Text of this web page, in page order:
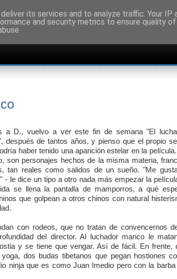
a D., vuelvo a ver este fin de semana "El
después de tantos años, y pienso que el propio
haber tenido una aparición estelar en la
son personajes hechos de la misma materia,
tan reales como salidos de un sueño. "Me
- le dice un tipo a otro nada más empezar la
se llena la pantalla de mamporros, a qué
que golpean a otros chinos con natural
con rodeos, que no tratan de convencernos
del director. Al luchador manco le
y se tiene que vengar. Así de fácil. En frente,
dos budas tibetanos que pegan hostiones
ninja que es como Juan Imedio pero con la
its services and to analyze traffic. Your IP
and security metrics to ensure quality